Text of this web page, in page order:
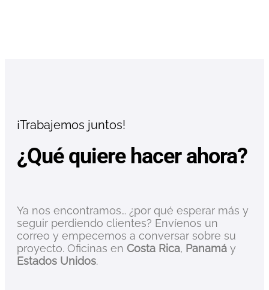
¡Trabajemos juntos!
¿Qué quiere hacer ahora?
Ya nos encontramos… ¿por qué esperar más y
seguir perdiendo clientes? Envíenos un
correo y empecemos a conversar sobre su
proyecto. Oficinas en Costa Rica, Panamá y
Estados Unidos.